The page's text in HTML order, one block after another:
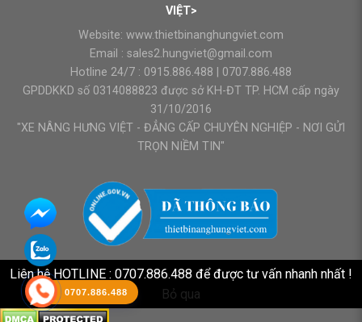
VIỆT>
Website: www.thietbinanghungviet.com
Email : sales2.hungviet@gmail.com
Hotline 24/7 : 0915.886.488
0707.886.488
GPDDKKD số 0314088823 được sở KH-ĐT TP. HCM cấp ngày
31/10/2016
"XE NÂNG HƯNG VIỆT - ĐẲNG CẤP CHUYÊN NGHIỆP - NƠI GỬI
TRỌN NIỀM TIN"
Liên hệ HOTLINE : 0707.886.488 để được tư vấn nhanh nhất !
Bỏ qua
0707.886.488